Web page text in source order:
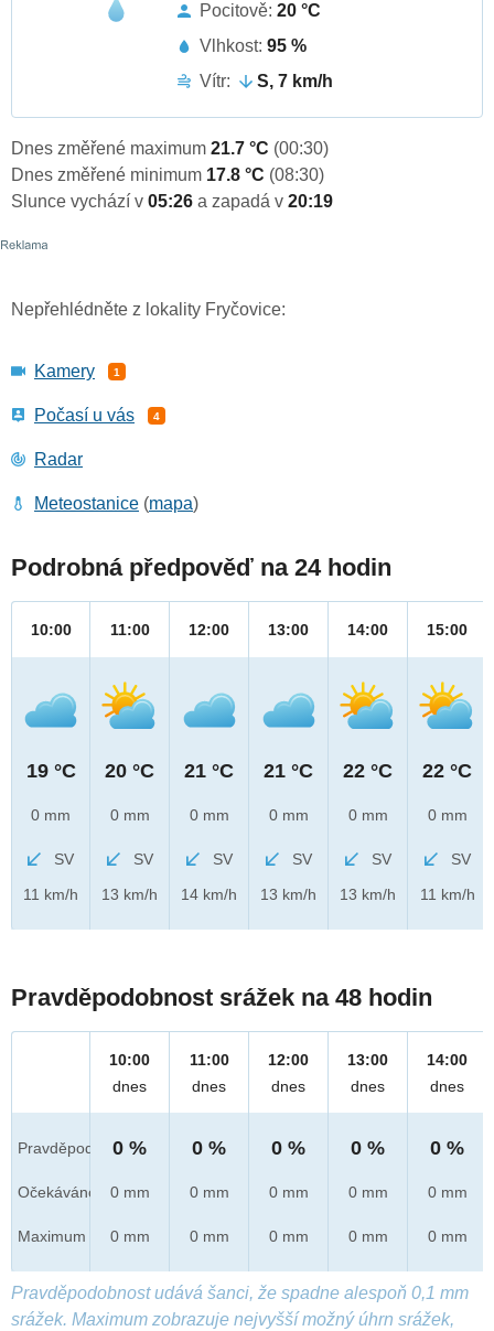
Pocitově: 20 °C
Vlhkost: 95 %
Vítr:
S, 7 km/h
Dnes změřené maximum 21.7 °C (00:30)
Dnes změřené minimum 17.8 °C (08:30)
Slunce vychází v 05:26 a zapadá v 20:19
Nepřehlédněte z lokality Fryčovice:
Kamery 1
Počasí u vás 4
Radar
Meteostanice (mapa)
Podrobná předpověď na 24 hodin
10:00
19 °C
0 mm
SV
11 km/h
11:00
20 °C
0 mm
SV
13 km/h
12:00
21 °C
0 mm
SV
14 km/h
13:00
21 °C
0 mm
SV
13 km/h
14:00
22 °C
0 mm
SV
13 km/h
15:00
22 °C
0 mm
SV
11 km/h
Pravděpodobnost srážek na 48 hodin
Pravděpod.
Očekáváno
Maximum
10:00
dnes
0 %
0 mm
0 mm
11:00
dnes
0 %
0 mm
0 mm
12:00
dnes
0 %
0 mm
0 mm
13:00
dnes
0 %
0 mm
0 mm
14:00
dnes
0 %
0 mm
0 mm
Pravděpodobnost udává šanci, že spadne alespoň 0,1 mm
srážek. Maximum zobrazuje nejvyšší možný úhrn srážek,